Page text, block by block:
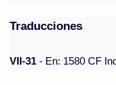
Traducciones
VII-31 - En: 1580 CF